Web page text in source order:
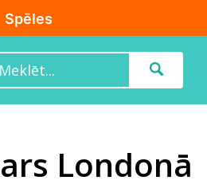
Londonā